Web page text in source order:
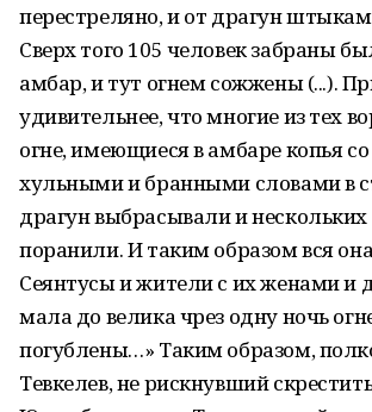
перестреляно, и от драгун
Сверх того 105 человек забраны
амбар, и тут огнем сожжены (...).
удивительнее, что многие из тех
огне, имеющиеся в амбаре копья
хульными и бранными словами в
драгун выбрасывали и
поранили. И таким образом вся
Сеянтусы и жители с их женами и
мала до велика чрез одну ночь
погублены…» Таким образом,
Тевкелев, не рискнувший